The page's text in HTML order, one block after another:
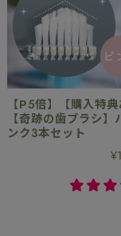
【P5倍】【購入特典
【奇跡の歯ブラシ】
ンク3本セット